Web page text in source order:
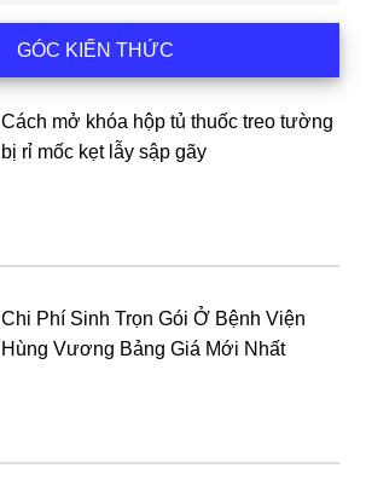
GÓC KIẾN THỨC
Cách mở khóa hộp tủ thuốc treo tường
bị rỉ mốc kẹt lẫy sập gãy
Chi Phí Sinh Trọn Gói Ở Bệnh Viện
Hùng Vương Bảng Giá Mới Nhất